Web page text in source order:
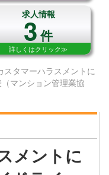
求人情報
3件
詳しくはクリック≫
スタマーハラスメントに
マンション管理業協
メントに